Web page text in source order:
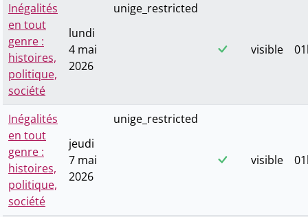
Inégalités
en tout
genre :
histoires,
politique,
société
lundi
4 mai
2026
unige_restricted
visible
Inégalités
en tout
genre :
histoires,
politique,
société
jeudi
7 mai
2026
unige_restricted
visible